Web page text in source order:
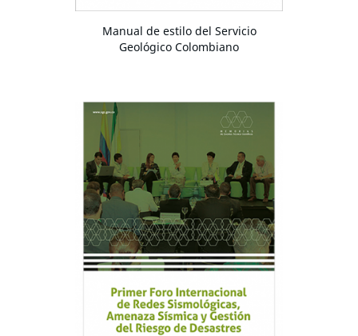
Manual de estilo del Servicio
Geológico Colombiano